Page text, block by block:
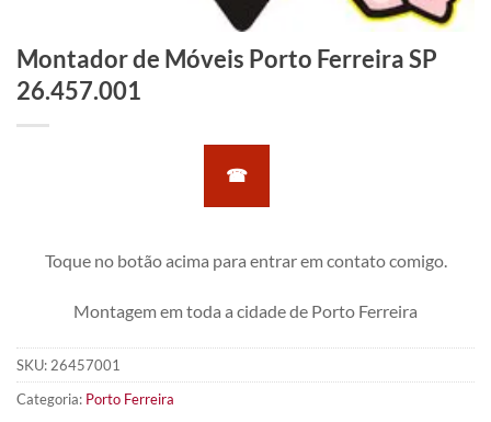
Montador de Móveis Porto Ferreira SP
26.457.001
☎
Toque no botão acima para entrar em contato comigo.
Montagem em toda a cidade de Porto Ferreira
SKU: 26457001
Categoria: Porto Ferreira